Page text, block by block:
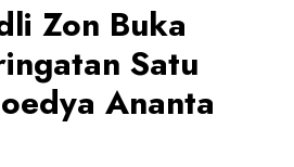
Zon Buka
Satu
Ananta